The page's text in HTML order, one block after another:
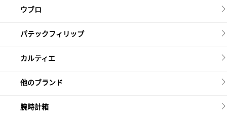
ウブロ
パテックフィリップ
カルティエ
他のブランド
腕時計箱